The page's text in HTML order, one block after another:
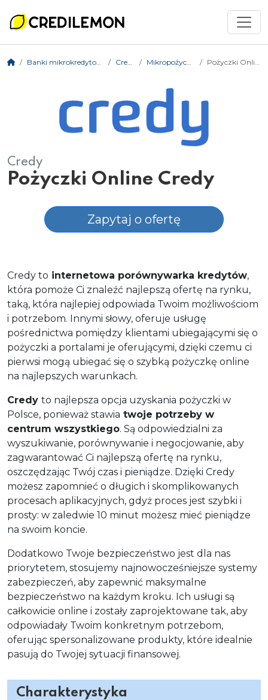
Banki mikrokredytowe Credy Mikropożyczki Pożyczki Online
Credy
Pożyczki Online Credy
Zapytaj o ofertę
Credy to internetowa porównywarka kredytów,
która pomoże Ci znaleźć najlepszą ofertę na rynku,
taką, która najlepiej odpowiada Twoim możliwościom
i potrzebom. Innymi słowy, oferuje usługę
pośrednictwa pomiędzy klientami ubiegającymi się o
pożyczki a portalami je oferującymi, dzięki czemu ci
pierwsi mogą ubiegać się o szybką pożyczkę online
na najlepszych warunkach.
Credy to najlepsza opcja uzyskania pożyczki w
Polsce, ponieważ stawia twoje potrzeby w
centrum wszystkiego. Są odpowiedzialni za
wyszukiwanie, porównywanie i negocjowanie, aby
zagwarantować Ci najlepszą ofertę na rynku,
oszczędzając Twój czas i pieniądze. Dzięki Credy
możesz zapomnieć o długich i skomplikowanych
procesach aplikacyjnych, gdyż proces jest szybki i
prosty: w zaledwie 10 minut możesz mieć pieniądze
na swoim koncie.
Dodatkowo Twoje bezpieczeństwo jest dla nas
priorytetem, stosujemy najnowocześniejsze systemy
zabezpieczeń, aby zapewnić maksymalne
bezpieczeństwo na każdym kroku. Ich usługi są
całkowicie online i zostały zaprojektowane tak, aby
odpowiadały Twoim konkretnym potrzebom,
oferując spersonalizowane produkty, które idealnie
pasują do Twojej sytuacji finansowej.
Charakterystyka